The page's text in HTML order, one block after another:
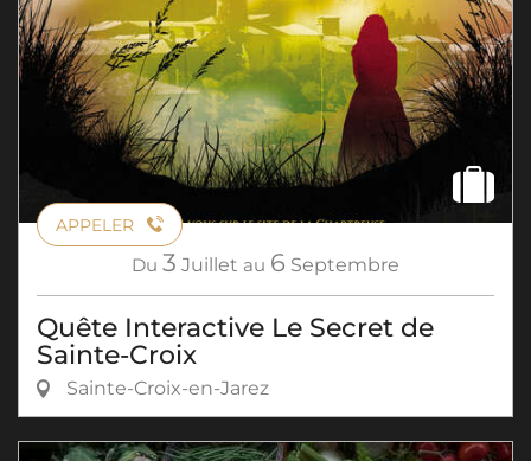
APPELER
Du 3 Juillet au 6 Septembre
Quête Interactive Le Secret de
Sainte-Croix
Sainte-Croix-en-Jarez